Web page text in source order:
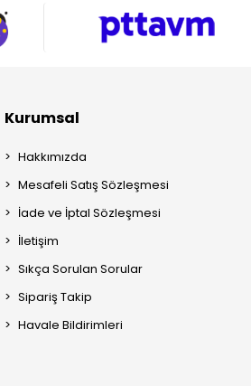
Kurumsal
Hakkımızda
Mesafeli Satış Sözleşmesi
İade ve İptal Sözleşmesi
İletişim
Sıkça Sorulan Sorular
Sipariş Takip
Havale Bildirimleri